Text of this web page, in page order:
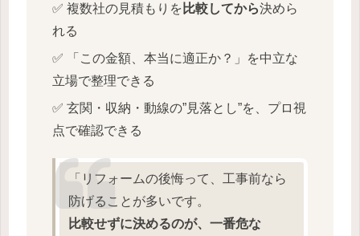
✅ 複数社の見積もりを 比較してから決めら
れる
✅ 「この金額、本当に適正か？」を中立な
立場で整理できる
✅ 玄関・収納・動線の”見落とし”を、プロ視
点で確認できる
「リフォームの後悔って、工事前なら
防げることが多いです。
比較せずに決めるのが、一番危な